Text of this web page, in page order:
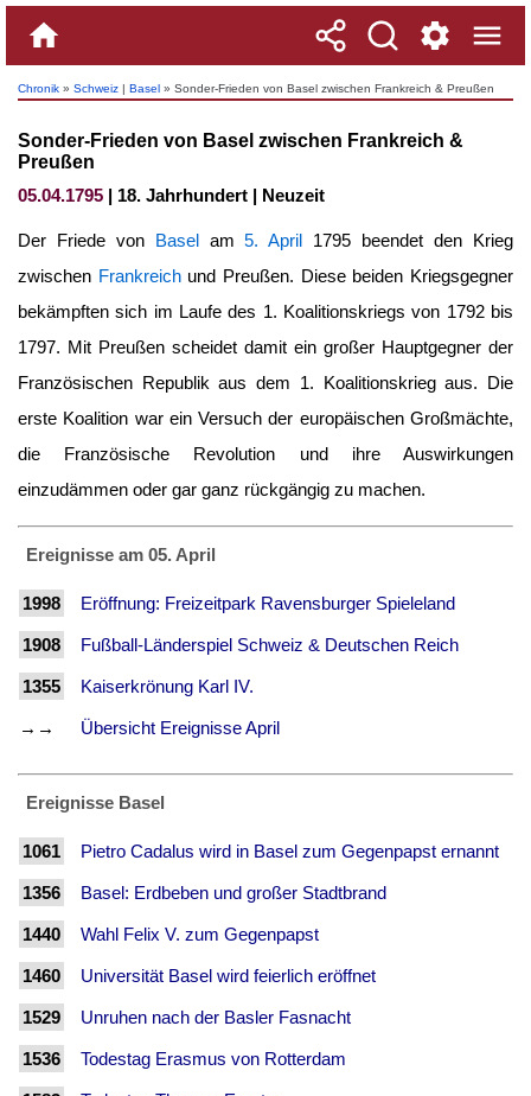
Chronik » Schweiz | Basel » Sonder-Frieden von Basel zwischen Frankreich & Preußen
Sonder-Frieden von Basel zwischen Frankreich &
Preußen
05.04.1795 | 18. Jahrhundert | Neuzeit
Der Friede von Baselam5. April 1795 beendet den Krieg
zwischen Frankreichund Preußen. Diese beiden Kriegsgegner
bekämpften sich im Laufe des 1. Koalitionskriegs von 1792 bis
1797. Mit Preußen scheidet damit ein großer Hauptgegner der
Französischen Republik aus dem 1. Koalitionskrieg aus. Die
erste Koalition war ein Versuch der europäischen Großmächte,
die Französische Revolution und ihre Auswirkungen
einzudämmen oder gar ganz rückgängig zu machen.
Ereignisse am 05. April
1998 Eröffnung: Freizeitpark Ravensburger Spieleland
1908 Fußball-Länderspiel Schweiz & Deutschen Reich
1355 Kaiserkrönung Karl IV.
→→ Übersicht Ereignisse April
Ereignisse Basel
1061 Pietro Cadalus wird in Basel zum Gegenpapst ernannt
1356 Basel: Erdbeben und großer Stadtbrand
1440 Wahl Felix V. zum Gegenpapst
1460 Universität Basel wird feierlich eröffnet
1529 Unruhen nach der Basler Fasnacht
1536 Todestag Erasmus von Rotterdam